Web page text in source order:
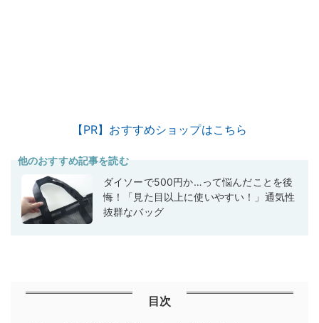
【PR】おすすめショップはこちら
他のおすすめ記事を読む
ダイソーで500円か…って悩んだことを後
悔！「見た目以上に使いやすい！」通気性
抜群なバッグ
目次